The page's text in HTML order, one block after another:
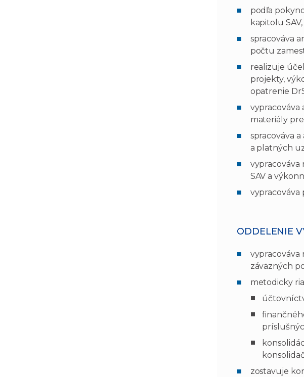
podľa
kapitolu SAV,
spracováva
počtu
realizuje
projekty,
opatrenie
vypracováva
materiály
spracováva
a platných
SAV a
vypracováva
ODDELENIE
záväzných
metodicky
zostavuje